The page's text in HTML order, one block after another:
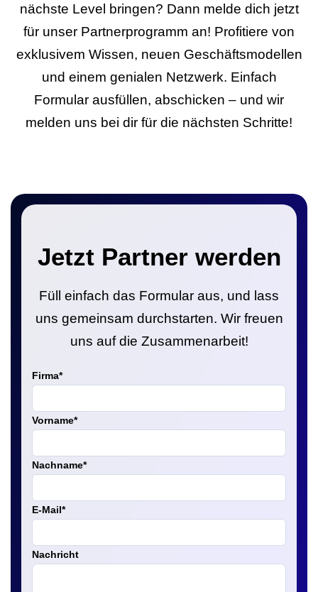
nächste Level bringen? Dann melde dich jetzt
für unser Partnerprogramm an! Profitiere von
exklusivem Wissen, neuen Geschäftsmodellen
und einem genialen Netzwerk. Einfach
Formular ausfüllen, abschicken – und wir
melden uns bei dir für die nächsten Schritte!
Jetzt Partner werden
Füll einfach das Formular aus, und lass
uns gemeinsam durchstarten. Wir freuen
uns auf die Zusammenarbeit!
Firma*
Vorname*
Nachname*
E-Mail*
Nachricht